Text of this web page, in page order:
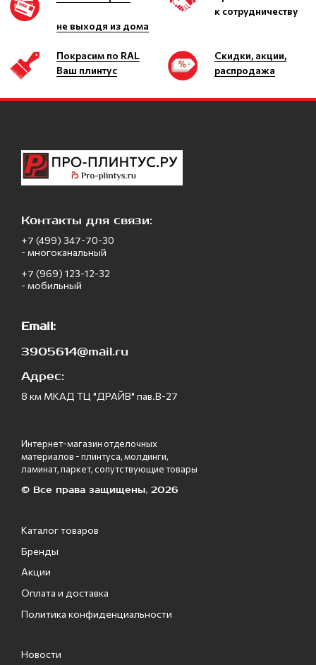
не выходя из дома
к сотрудничеству
Покрасим по RAL
Ваш плинтус
Скидки, акции,
распродажа
Контакты для связи:
+7 (499) 347-70-30
- многоканальный
+7 (969) 123-12-32
- мобильный
Email:
3905614@mail.ru
Адрес:
8 км МКАД ТЦ "ДРАЙВ" пав.В-27
Интернет-магазин отделочных
материалов - плинтуса, молдинги,
ламинат, паркет, сопутствующие товары
© Все права защищены, 2026
Каталог товаров
Бренды
Акции
Оплата и доставка
Политика конфиденциальности
Новости